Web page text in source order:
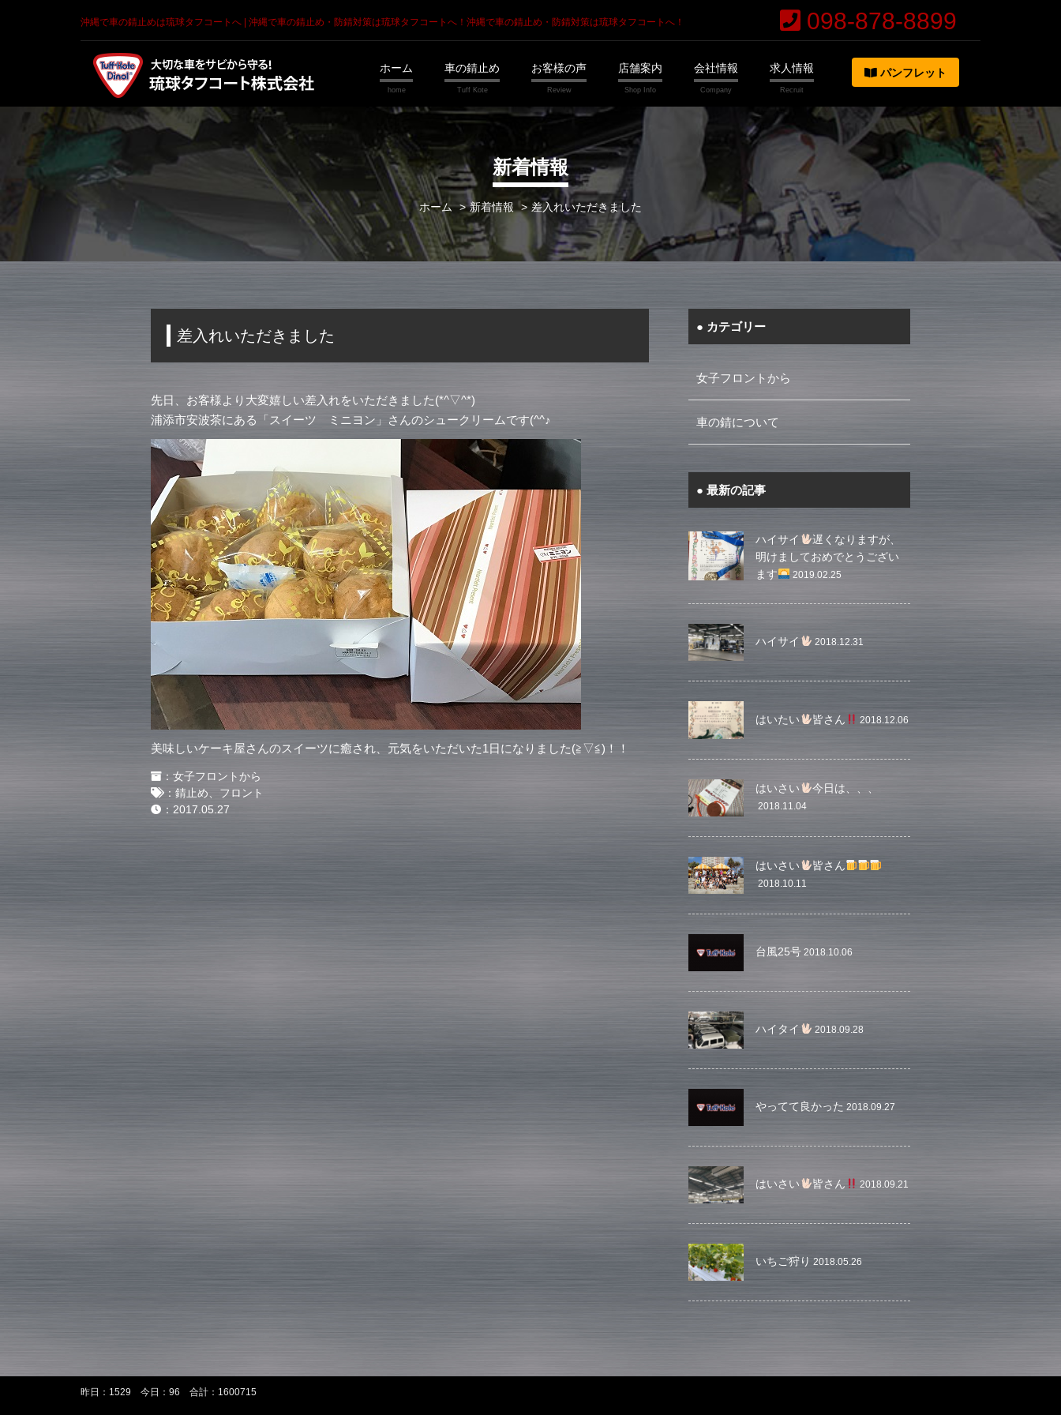
沖縄で車の錆止めは琉球タフコートへ | 沖縄で車の錆止め・防錆対策は琉球タフコートへ！ 沖縄で車の錆止め・防錆対策は琉球タフコートへ！ 098-878-8899
ホーム 車の錆止め お客様の声 店舗案内 会社情報 求人情報 パンフレット
新着情報
ホーム 新着情報 差入れいただきました
差入れいただきました
先日、お客様より大変嬉しい差入れをいただきました(*^▽^*)
浦添市安波茶にある「スイーツ ミニヨン」さんのシュークリームです(^^♪
美味しいケーキ屋さんのスイーツに癒され、元気をいただいた1日になりました(≧▽≦)！！
： 女子フロントから
： 錆止め、フロント
： 2017.05.27
カテゴリー
女子フロントから
車の錆について
最新の記事
ハイサイ
遅くなりますが、
明けましておめでとうござい
ます
2019.02.25
ハイサイ 2018.12.31
はいたい 皆さん 2018.12.06
はいさい 今日は、、、
2018.11.04
はいさい 皆さん
2018.10.11
台風25号 2018.10.06
ハイタイ 2018.09.28
やってて良かった 2018.09.27
はいさい 皆さん 2018.09.21
いちご狩り 2018.05.26
昨日：1529 今日：96 合計：1600715